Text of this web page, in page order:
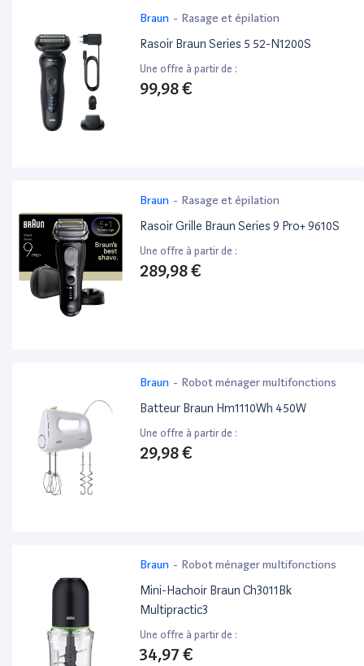
Braun - Rasage et épilation
Rasoir Braun Series 5 52-N1200S
Une offre à partir de :
99,98 €
Braun - Rasage et épilation
Rasoir Grille Braun Series 9 Pro+ 9610S
Une offre à partir de :
289,98 €
Braun - Robot ménager multifonctions
Batteur Braun Hm1110Wh 450W
Une offre à partir de :
29,98 €
Braun - Robot ménager multifonctions
Mini-Hachoir Braun Ch3011Bk
Multipractic3
Une offre à partir de :
34,97 €